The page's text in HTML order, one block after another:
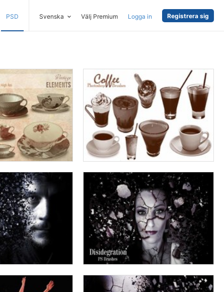
PSD Svenska Välj Premium Logga in Registrera sig